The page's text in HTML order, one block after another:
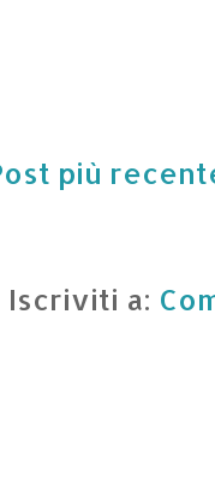
più
Iscriviti a: